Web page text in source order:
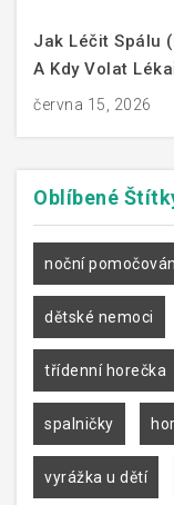
Jak Léčit Spálu
A Kdy Volat
června 15, 2026
Oblíbené
noční
dětské nemoci
třídenní horečka
spalničky
vyrážka u dětí